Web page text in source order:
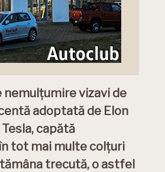
nemulțumire vizavi de
adoptată de Elon
Tesla, capătă
tot mai multe colțuri
trecută, o astfel